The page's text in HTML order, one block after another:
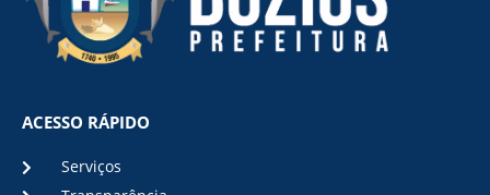
ACESSO RÁPIDO
Serviços